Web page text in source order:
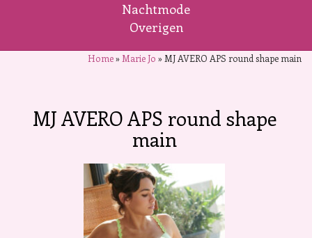
Nachtmode
Overigen
Home» Marie Jo » MJ AVERO APS round shape main
MJ AVERO APS round shape
main